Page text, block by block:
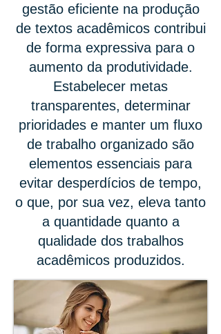
gestão eficiente na produção
de textos acadêmicos contribui
de forma expressiva para o
aumento da produtividade.
Estabelecer metas
transparentes, determinar
prioridades e manter um fluxo
de trabalho organizado são
elementos essenciais para
evitar desperdícios de tempo,
o que, por sua vez, eleva tanto
a quantidade quanto a
qualidade dos trabalhos
acadêmicos produzidos.